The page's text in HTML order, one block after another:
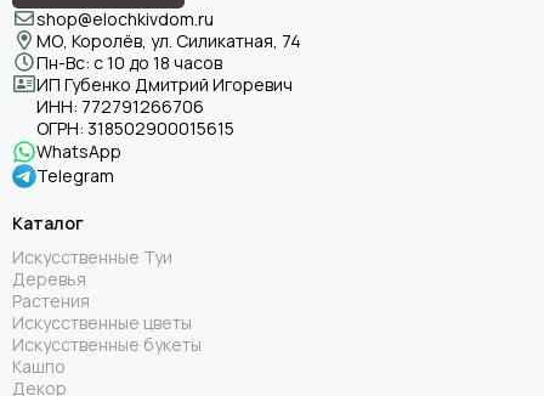
shop@elochkivdom.ru
МО, Королёв, ул. Силикатная, 74
Пн-Вс: с 10 до 18 часов
ИП Губенко Дмитрий Игоревич
ИНН: 772791266706
ОГРН: 318502900015615
WhatsApp
Telegram
Каталог
Искусственные Туи
Деревья
Растения
Искусственные цветы
Искусственные букеты
Кашпо
Декор